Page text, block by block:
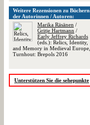
Weitere Rezensionen zu Büchern
der Autorinnen / Autoren:
Marika Räsänen /
Gritje Hartmann /
Early Jeffrey Richards
(eds.): Relics, Identity,
and Memory in Medieval Europe,
Turnhout: Brepols 2016
Unterstützen Sie die sehepunkte